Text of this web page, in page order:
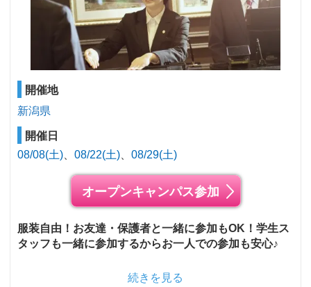
開催地
新潟県
開催日
08/08(土)
08/22(土) 08/29(土)
オープンキャンパス参加
服装自由！お友達・保護者と一緒に参加もOK！学生ス
タッフも一緒に参加するからお一人での参加も安心♪
続きを見る